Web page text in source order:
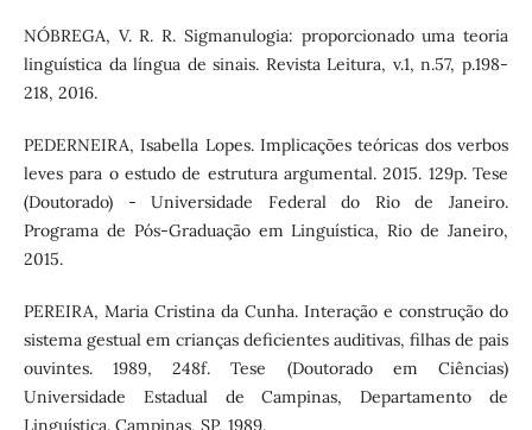
NÓBREGA, V. R. R. Sigmanulogia: proporcionado uma teoria
linguística da língua de sinais. Revista Leitura, v.1, n.57, p.198-
218, 2016.
PEDERNEIRA, Isabella Lopes. Implicações teóricas dos verbos
leves para o estudo de estrutura argumental. 2015. 129p. Tese
(Doutorado) - Universidade Federal do Rio de Janeiro.
Programa de Pós-Graduação em Linguística, Rio de Janeiro,
2015.
PEREIRA, Maria Cristina da Cunha. Interação e construção do
sistema gestual em crianças deficientes auditivas, filhas de pais
ouvintes. 1989, 248f. Tese (Doutorado em Ciências)
Universidade Estadual de Campinas, Departamento de
Linguística. Campinas, SP, 1989.